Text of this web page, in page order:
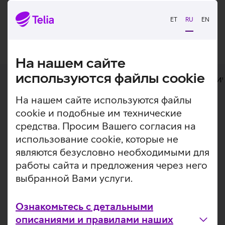
ET RU EN
На нашем сайте
используются файлы cookie
На нашем сайте используются файлы
cookie и подобные им технические
средства. Просим Вашего согласия на
использование cookie, которые не
являются безусловно необходимыми для
работы сайта и предложения через него
выбранной Вами услуги.
Ознакомьтесь с детальными
описаниями и правилами наших
Дополнительная информация
Дополнительная
информация
MagSafe — максимальный комфорт и
качество идут рука об руку.
Силиконовый чехол с мягкой внешней поверхностью и
встроенными магнитами MagSafe, которые позволяют
очень легко вставлять телефон в чехол и снимать
чехол. Внутри чехла — мягкая подкладка из
надежную защиту. Использовать беспроводную
зарядку Qi или MagSafe можно, не вынимая телефон из